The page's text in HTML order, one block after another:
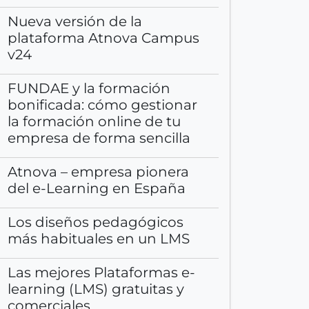
n
u
e
t
r
a
s
p
u
b
i
c
c
i
Nueva versión de la
plataforma Atnova Campus
v24
FUNDAE y la formación
bonificada: cómo gestionar
la formación online de tu
empresa de forma sencilla
Atnova – empresa pionera
del e-Learning en España
Los diseños pedagógicos
más habituales en un LMS
Las mejores Plataformas e-
learning (LMS) gratuitas y
comerciales